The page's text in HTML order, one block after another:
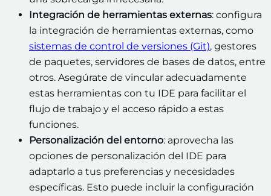
Integración de herramientas externas: configura
la integración de herramientas externas, como
sistemas de control de versiones (Git), gestores
de paquetes, servidores de bases de datos, entre
otros. Asegúrate de vincular adecuadamente
estas herramientas con tu IDE para facilitar el
flujo de trabajo y el acceso rápido a estas
funciones.
Personalización del entorno: aprovecha las
opciones de personalización del IDE para
adaptarlo a tus preferencias y necesidades
específicas. Esto puede incluir la configuración